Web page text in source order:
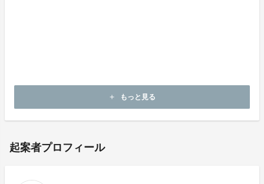
add もっと見る
起案者プロフィール